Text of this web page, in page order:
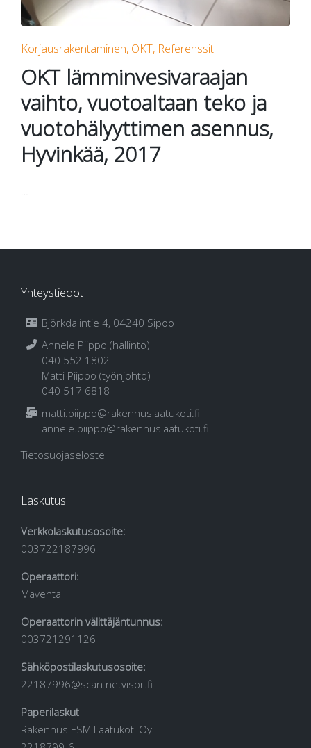
Posted
in
Korjausrakentaminen OKT Referenssit
OKT lämminvesivaraajan
vaihto, vuotoaltaan teko ja
vuotohälyyttimen asennus,
Hyvinkää, 2017
Yhteystiedot
Björkdalintie 4, 04240 Sipoo
Annele Piippo (hallinto)
040 552 1802
Matti Piippo (työnjohto)
040 517 6818
matti.piippo@rakennuslaatukoti.fi
annele.piippo@rakennuslaatukoti.fi
Tietosuojaseloste
Laskutus
Verkkolaskutusosoite:
003722187996
Operaattori:
Maventa
Operaattorin välittäjäntunnus:
003721291126
Sähköpostilaskutusosoite:
22187996@scan.netvisor.fi
Paperilaskut
Rakennus ESM Laatukoti Oy